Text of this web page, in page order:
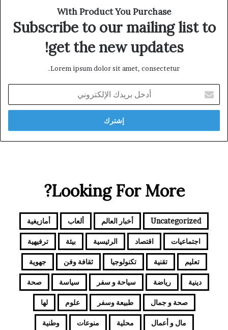
With Product You Purchase
Subscribe to our mailing list to
get the new updates!
Lorem ipsum dolor sit amet, consectetur.
بريدك
الإلكتروني
Looking For More?
Uncategorized أخبار العالم ألعاب أمازيغية
اجتماعيات اقتصاد الرئيسية بيئة ترفيهية
تعليم تقنية تكنولوجيا ثقافة وفن جهوية
دينية رياضة سياحة و سفر سياسة صحة
صحة و جمال طبيعة وسفر علوم لها
مال و أعمال محلية منوعات وطنية